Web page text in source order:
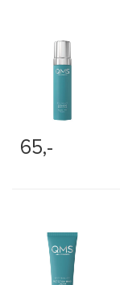
65,-